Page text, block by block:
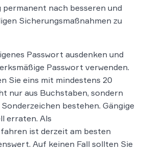
nach besseren und
Sicherungsmaßnahmen zu
Passwort ausdenken und
Passwort verwenden.
Sie eins mit mindestens 20
nur aus Buchstaben, sondern
bestehen. Gängige
erraten. Als
ist derzeit am besten
Auf keinen Fall sollten Sie